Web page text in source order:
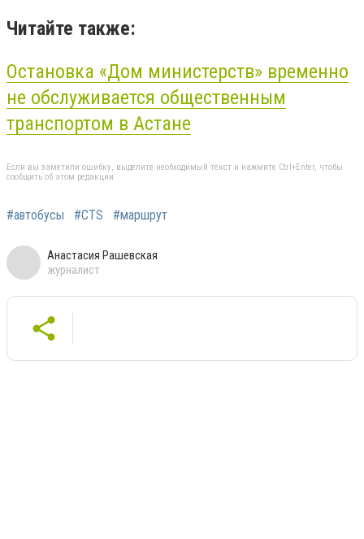
Читайте также:
Остановка «Дом министерств» временно
не обслуживается общественным
транспортом в Астане
Если вы заметили ошибку, выделите необходимый текст и нажмите Ctrl+Enter, чтобы
сообщить об этом редакции
#автобусы #CTS #маршрут
Анастасия Рашевская
журналист